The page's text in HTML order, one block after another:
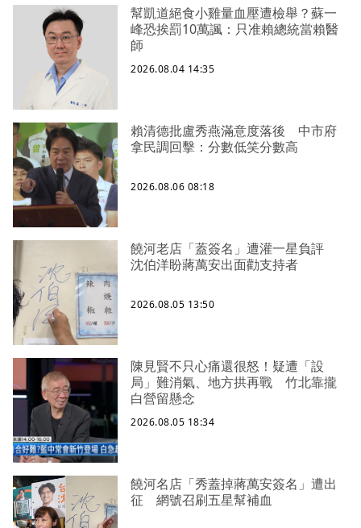
幫凱道絕食小雞量血壓遭檢舉？蘇一
峰恐挨罰10萬諷：只准賴總統當賴醫
師
2026.08.04 14:35
賴清德批盧秀燕滿意度落後 中市府
拿民調回擊：分數低笑分數高
2026.08.06 08:18
饒河老店「蓋簽名」遭灌一星負評
沈伯洋盼蔣萬安出面勸支持者
2026.08.05 13:50
陳見賢不只心痛還很怒！疑遭「設
局」難消氣、地方拱再戰 竹北靠攏
白營留懸念
2026.08.05 18:34
饒河名店「秀蓋掉蔣萬安簽名」遭出
征 網號召刷五星幫補血